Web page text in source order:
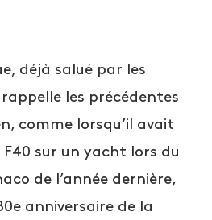
déjà salué par les
les précédentes
comme lorsqu’il avait
F40 sur un yacht lors du
de l’année dernière,
anniversaire de la